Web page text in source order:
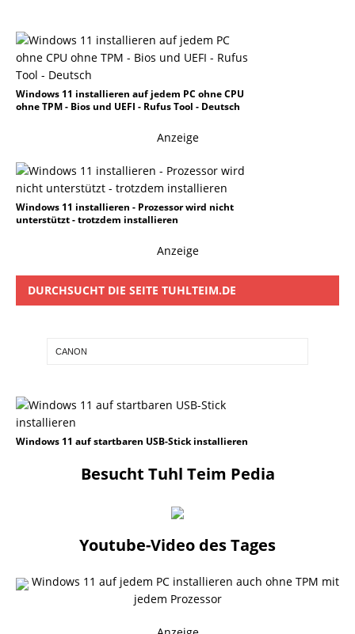
Windows 11 installieren auf jedem PC ohne CPU
ohne TPM - Bios und UEFI - Rufus Tool - Deutsch
Anzeige
Windows 11 installieren - Prozessor wird nicht
unterstützt - trotzdem installieren
Anzeige
DURCHSUCHT DIE SEITE TUHLTEIM.DE
Windows 11 auf startbaren USB-Stick installieren
Besucht Tuhl Teim Pedia
Youtube-Video des Tages
Windows 11 auf jedem PC installieren auch ohne TPM mit
jedem Prozessor